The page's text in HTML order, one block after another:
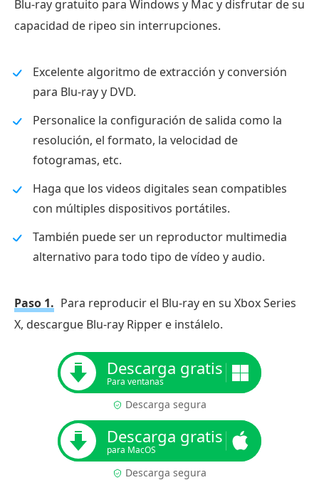
Blu-ray gratuito para Windows y Mac y disfrutar de su
capacidad de ripeo sin interrupciones.
Excelente algoritmo de extracción y conversión
para Blu-ray y DVD.
Personalice la configuración de salida como la
resolución, el formato, la velocidad de
fotogramas, etc.
Haga que los videos digitales sean compatibles
con múltiples dispositivos portátiles.
También puede ser un reproductor multimedia
alternativo para todo tipo de vídeo y audio.
Paso 1. Para reproducir el Blu-ray en su Xbox Series
X, descargue Blu-ray Ripper e instálelo.
Descarga gratis
Para ventanas
Descarga segura
Descarga gratis
para MacOS
Descarga segura